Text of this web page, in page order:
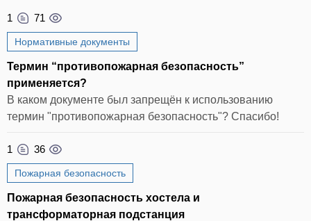
1 71
Нормативные документы
Термин “противопожарная безопасность”
применяется?
В каком документе был запрещён к использованию
термин "противопожарная безопасность"? Спасибо!
1 36
Пожарная безопасность
Пожарная безопасность хостела и
трансформаторная подстанция